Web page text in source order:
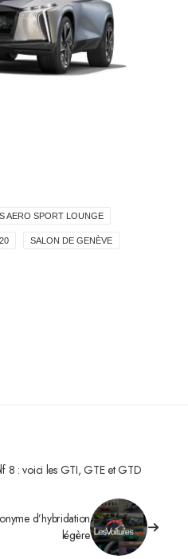
AERO SPORT LOUNGE
SALON DE GENÈVE
8 : voici les GTI, GTE et GTD
d’hybridation
légère